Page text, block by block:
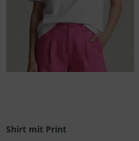
Shirt mit Print